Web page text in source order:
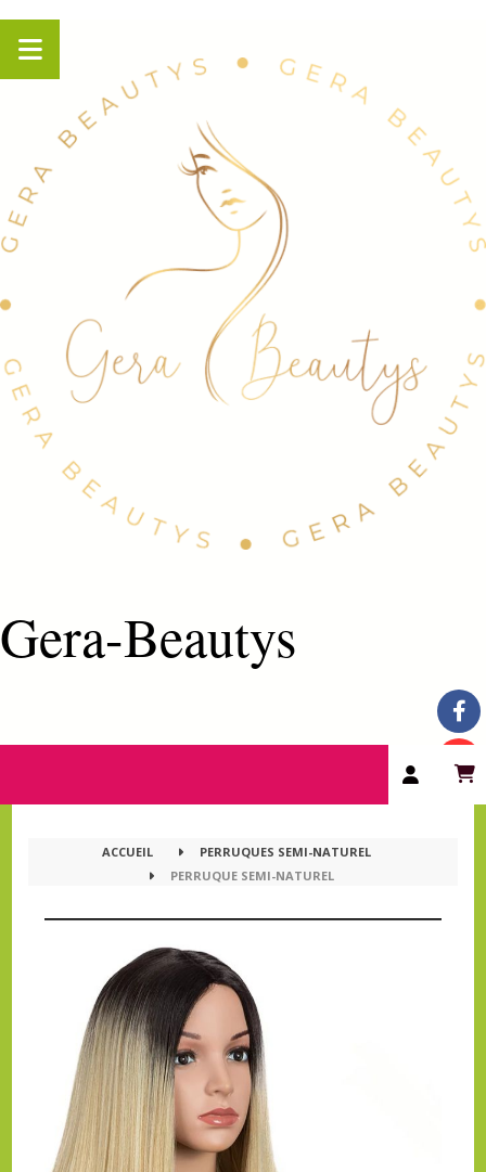
Gera-Beautys
ACCUEIL
PERRUQUES SEMI-NATUREL
PERRUQUE SEMI-NATUREL